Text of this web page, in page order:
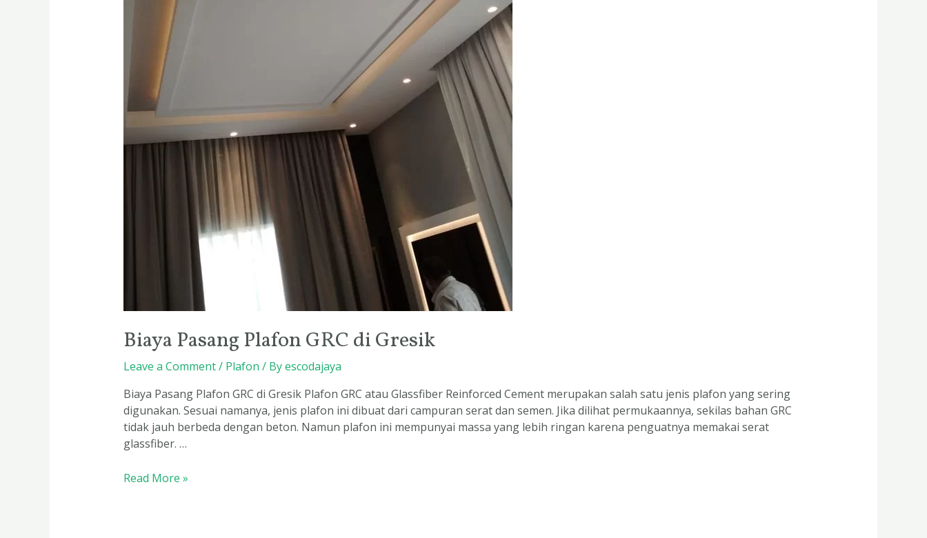
Biaya Pasang Plafon GRC di Gresik
Leave a Comment/ Plafon / Byescodajaya
Biaya Pasang Plafon GRC di Gresik Plafon GRC atau Glassfiber Reinforced Cement merupakan salah satu jenis plafon yang sering
digunakan. Sesuai namanya, jenis plafon ini dibuat dari campuran serat dan semen. Jika dilihat permukaannya, sekilas bahan GRC
tidak jauh berbeda dengan beton. Namun plafon ini mempunyai massa yang lebih ringan karena penguatnya memakai serat
glassfiber. …
Read More »